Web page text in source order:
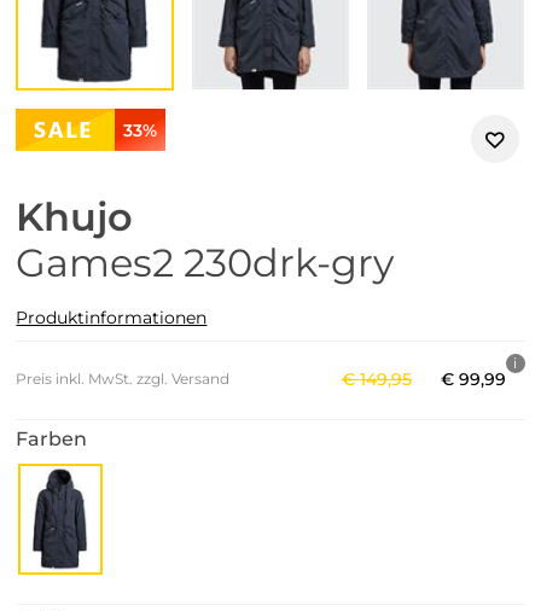
33%
Khujo
Games2 230drk-gry
Produktinformationen
Preis inkl. MwSt. zzgl. Versand €149,95 € 99,99
Farben